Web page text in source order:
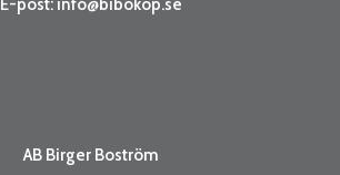
E-post: info@bibokop.se
AB Birger Boström